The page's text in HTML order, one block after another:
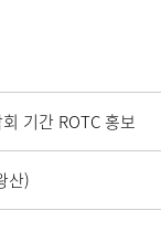
기간 ROTC 홍보
산)